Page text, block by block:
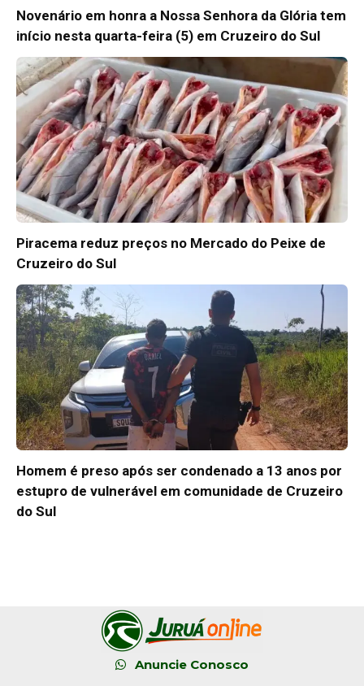
Novenário em honra a Nossa Senhora da Glória tem
início nesta quarta-feira (5) em Cruzeiro do Sul
Piracema reduz preços no Mercado do Peixe de
Cruzeiro do Sul
Homem é preso após ser condenado a 13 anos por
estupro de vulnerável em comunidade de Cruzeiro
do Sul
Anuncie Conosco